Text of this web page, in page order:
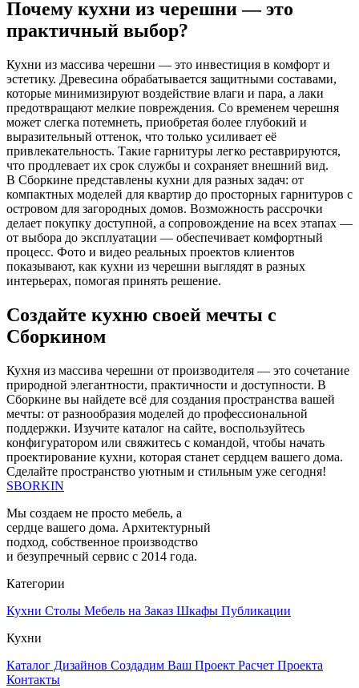
Почему кухни из черешни — это
практичный выбор?
Кухни из массива черешни — это инвестиция в комфорт и
эстетику. Древесина обрабатывается защитными составами,
которые минимизируют воздействие влаги и пара, а лаки
предотвращают мелкие повреждения. Со временем черешня
может слегка потемнеть, приобретая более глубокий и
выразительный оттенок, что только усиливает её
привлекательность. Такие гарнитуры легко реставрируются,
что продлевает их срок службы и сохраняет внешний вид.
В Сборкине представлены кухни для разных задач: от
компактных моделей для квартир до просторных гарнитуров с
островом для загородных домов. Возможность рассрочки
делает покупку доступной, а сопровождение на всех этапах —
от выбора до эксплуатации — обеспечивает комфортный
процесс. Фото и видео реальных проектов клиентов
показывают, как кухни из черешни выглядят в разных
интерьерах, помогая принять решение.
Создайте кухню своей мечты с
Сборкином
Кухня из массива черешни от производителя — это сочетание
природной элегантности, практичности и доступности. В
Сборкине вы найдете всё для создания пространства вашей
мечты: от разнообразия моделей до профессиональной
поддержки. Изучите каталог на сайте, воспользуйтесь
конфигуратором или свяжитесь с командой, чтобы начать
проектирование кухни, которая станет сердцем вашего дома.
Сделайте пространство уютным и стильным уже сегодня!
SBORKIN
Мы создаем не просто мебель, а
сердце вашего дома. Архитектурный
подход, собственное производство
и безупречный сервис с 2014 года.
Категории
Кухни Столы Мебель на Заказ Шкафы Публикации
Кухни
Каталог Дизайнов Создадим Ваш Проект Расчет Проекта
Контакты